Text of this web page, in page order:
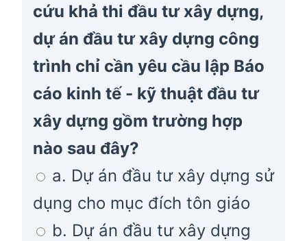
cứu khả thi đầu tư xây dựng,
dự án đầu tư xây dựng công
trình chỉ cần yêu cầu lập Báo
cáo kinh tế - kỹ thuật đầu tư
xây dựng gồm trường hợp
nào sau đây?
a. Dự án đầu tư xây dựng sử
dụng cho mục đích tôn giáo
b. Dự án đầu tư xây dựng